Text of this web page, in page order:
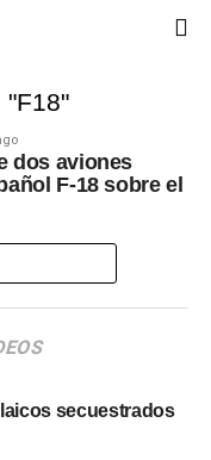
"F18"
dos aviones
F-18 sobre el
secuestrados